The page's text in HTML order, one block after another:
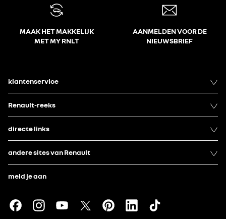
MAAK HET MAKKELIJK
MET MY RNLT
AANMELDEN VOOR DE
NIEUWSBRIEF
klantenservice
Renault-reeks
directe links
andere sites van Renault
meld je aan